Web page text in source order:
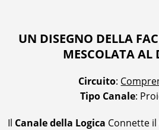
UN DISEGNO DELLA
MESCOLATA AL
Circuito:
Tipo Canale:
Il Canale della Logica Connette